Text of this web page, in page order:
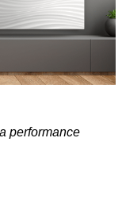
performance